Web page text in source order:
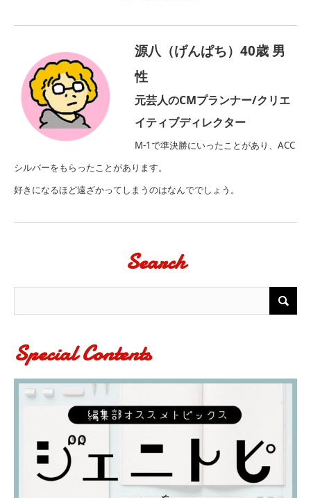
源八（げんぱち）40歳 男
性
元芸人のCMプランナー/クリエ
イティブディレクター
M-1で準決勝にいったことがあり、ACC
シルバーをもらったことがあります。
好きになるほど遠ざかってしまうのはなんででしょう。
Search
Special Contents